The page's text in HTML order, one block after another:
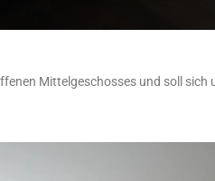
Mittelgeschosses und soll